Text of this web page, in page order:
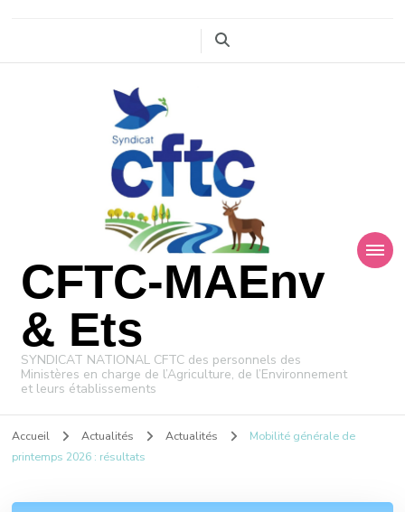
CFTC-MAEnv
& Ets
SYNDICAT NATIONAL CFTC des personnels des
Ministères en charge de l’Agriculture, de l’Environnement
et leurs établissements
Accueil Actualités Actualités
Mobilité générale de
printemps 2026 : résultats